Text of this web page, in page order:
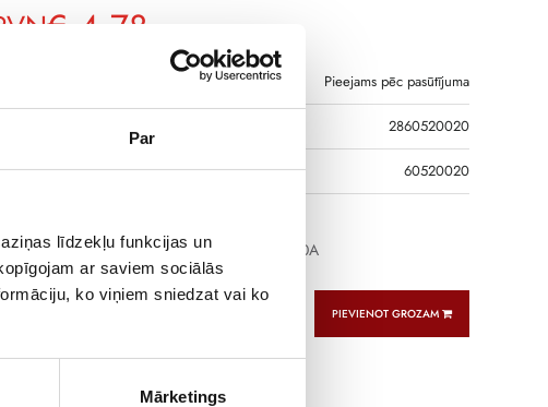
Par
līdzekļu funkcijas un
ar saviem sociālās
ko viņiem sniedzat vai ko
Mārketings
€ 4,78
Pieejams pēc pasūtījuma
2860520020
KODS 60520020
fuse with striker gG type 14×51 500Vac 20A
PIEVIENOT GROZAM